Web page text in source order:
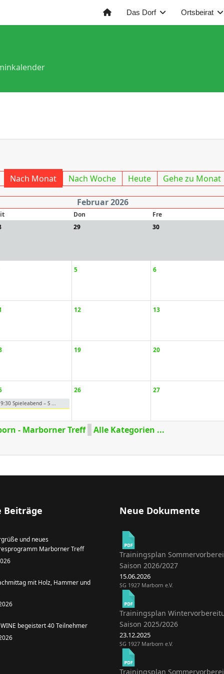
Das Dorf Ortsbeirat
Nach Monat Nach Woche Heute Gehe zu Monat
Februar 2026
Don
Fre
29 30
5 6
12 13
19 20
Spieleabend – S ...
26 27
- Marborner Treff Alle Kategorien ...
Beiträge
und neues
Marborner Treff
mit Holz, Hammer und
WINE begeistert 40 Teilnehmer
Neue Dokumente
Trainingsplan
Saison 2026/2027
15.06.2026
SG 1927 Marborn e.V.
Trainingsplan
Saison 2025/2026
23.12.2025
SG 1927 Marborn e.V.
Trainingsplan